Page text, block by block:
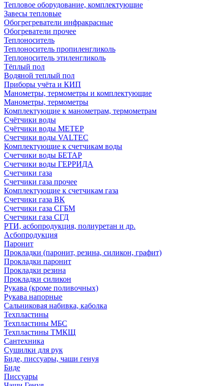
Тепловое оборудование, комплектующие
Завесы тепловые
Обогрегреватели инфракрасные
Обогреватели прочее
Теплоноситель
Теплоноситель пропиленгликоль
Теплоноситель этиленгликоль
Тёплый пол
Водяной теплый пол
Приборы учёта и КИП
Манометры, термометры и комплектующие
Манометры, термометры
Комплектующие к манометрам, термометрам
Счётчики воды
Счётчики воды МЕТЕР
Счетчики воды VALTEC
Комплектующие к счетчикам воды
Счетчики воды БЕТАР
Счетчики воды ГЕРРИДА
Счетчики газа
Счетчики газа прочее
Комплектующие к счетчикам газа
Счетчики газа ВК
Счетчики газа СГБМ
Счетчики газа СГД
РТИ, асбопродукция, полиуретан и др.
Асбопродукция
Паронит
Прокладки (паронит, резина, силикон, графит)
Прокладки паронит
Прокладки резина
Прокладки силикон
Рукава (кроме поливочных)
Рукава напорные
Сальниковая набивка, каболка
Техпластины
Техпластины МБС
Техпластины ТМКЩ
Сантехника
Сушилки для рук
Биде, писсуары, чаши генуя
Биде
Писсуары